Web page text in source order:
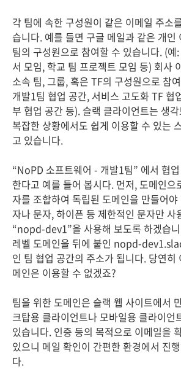
각 팀에 속한 구성원이 같은 이메일 주소
습니다. 예를 들면 구글 메일과 같은 개인
팀의 구성원으로 참여할 수 있습니다. (예
서 모임, 학교 팀 프로젝트 모임 등) 회사
소속 팀, 그룹, 혹은 TF의 구성원으로 참
개발1팀 협업 공간, 서비스 고도화 TF 협
부 협업 공간 등). 슬랙 클라이언트는 생
복잡한 상황에서도 쉽게 이용할 수 있는
고 있습니다.
“NoPD 소프트웨어 - 개발1팀” 에서 협
한다고 예를 들어 봅시다. 먼저, 도메인으
자를 조합하여 독립된 도메인을 만들어
자나 문자, 하이픈 등 제한적인 문자만 사
“nopd-dev1”을 사용해 보도록 하겠습
레벨 도메인을 뒤에 붙인 nopd-
인 팀 협업 공간의 주소가 됩니다. 당연히
메인은 이용할 수 없겠죠?
팀을 위한 도메인은 슬랙 웹 사이트에서
크탑용 클라이언트나 모바일용 클라이언
있습니다. 인증 등의 목적으로 이메일을
있으니 메일 확인이 간편한 환경에서 진
다.